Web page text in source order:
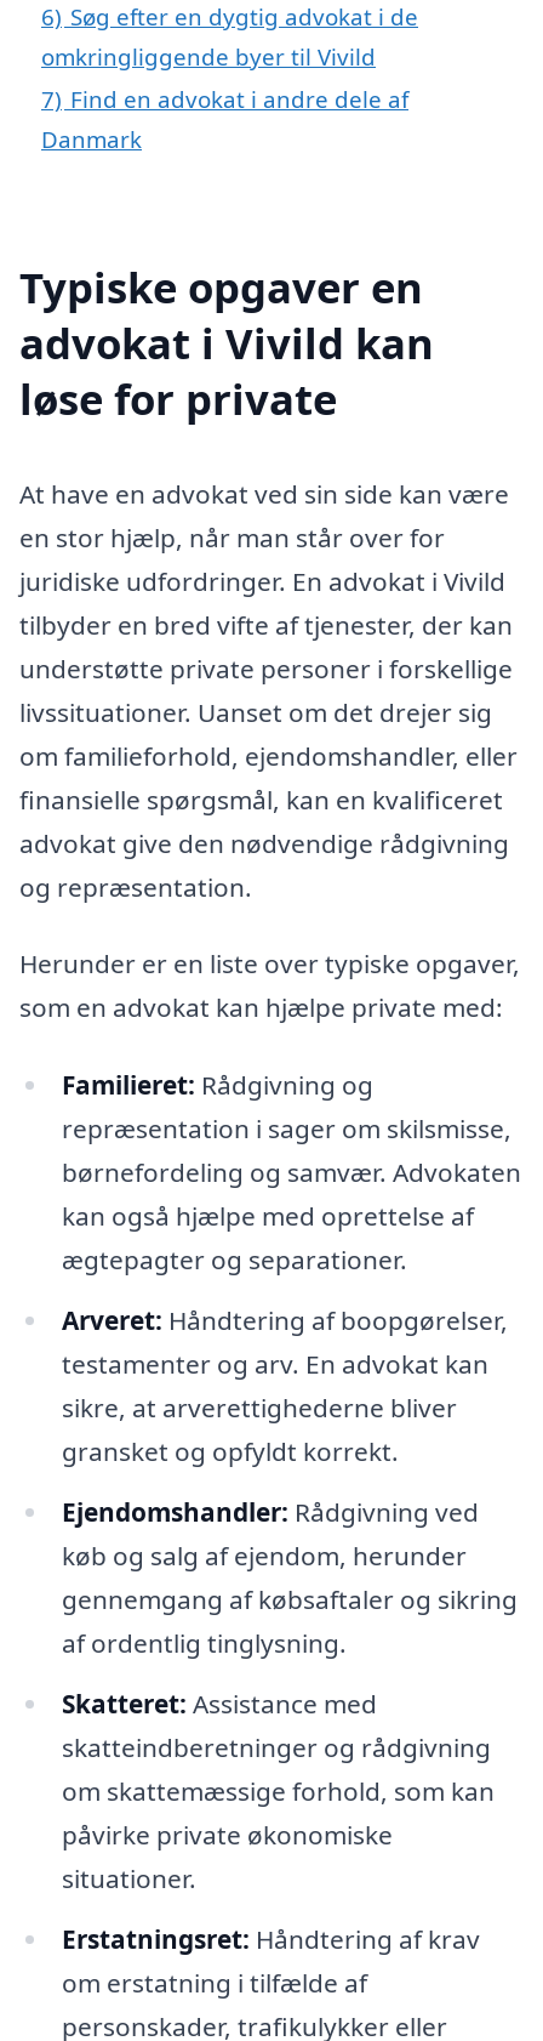
6) Søg efter en dygtig advokat i de
omkringliggende byer til Vivild
7) Find en advokat i andre dele af
Danmark
Typiske opgaver en
advokat i Vivild kan
løse for private
At have en advokat ved sin side kan være
en stor hjælp, når man står over for
juridiske udfordringer. En advokat i Vivild
tilbyder en bred vifte af tjenester, der kan
understøtte private personer i forskellige
livssituationer. Uanset om det drejer sig
om familieforhold, ejendomshandler, eller
finansielle spørgsmål, kan en kvalificeret
advokat give den nødvendige rådgivning
og repræsentation.
Herunder er en liste over typiske opgaver,
som en advokat kan hjælpe private med:
Familieret: Rådgivning og
repræsentation i sager om skilsmisse,
børnefordeling og samvær. Advokaten
kan også hjælpe med oprettelse af
ægtepagter og separationer.
Arveret: Håndtering af boopgørelser,
testamenter og arv. En advokat kan
sikre, at arverettighederne bliver
gransket og opfyldt korrekt.
Ejendomshandler: Rådgivning ved
køb og salg af ejendom, herunder
gennemgang af købsaftaler og sikring
af ordentlig tinglysning.
Skatteret: Assistance med
skatteindberetninger og rådgivning
om skattemæssige forhold, som kan
påvirke private økonomiske
situationer.
Erstatningsret: Håndtering af krav
om erstatning i tilfælde af
personskader, trafikulykker eller